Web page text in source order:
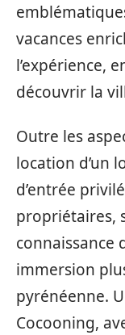
vacances
l’expérience,
découvrir la
Outre les
location d’un
d’entrée
propriétaires,
connaissance
immersion
pyrénéenne.
Cocooning,